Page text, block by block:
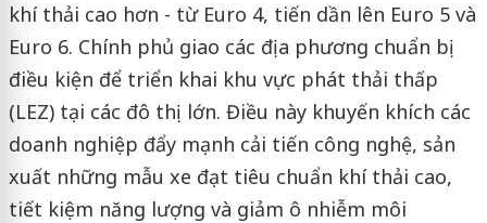
khí thải cao hơn - từ Euro 4, tiến dần lên Euro 5 và
Euro 6. Chính phủ giao các địa phương chuẩn bị
điều kiện để triển khai khu vực phát thải thấp
(LEZ) tại các đô thị lớn. Điều này khuyến khích các
doanh nghiệp đẩy mạnh cải tiến công nghệ, sản
xuất những mẫu xe đạt tiêu chuẩn khí thải cao,
tiết kiệm năng lượng và giảm ô nhiễm môi